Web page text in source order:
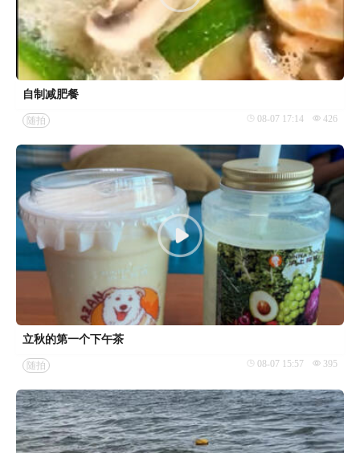
自制减肥餐
随拍 08-07 17:14 426
立秋的第一个下午茶
随拍 08-07 15:57 395